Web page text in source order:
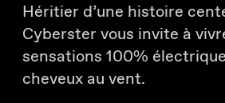
Héritier d’une histoire
Cyberster vous invite à
sensations 100%
cheveux au vent.